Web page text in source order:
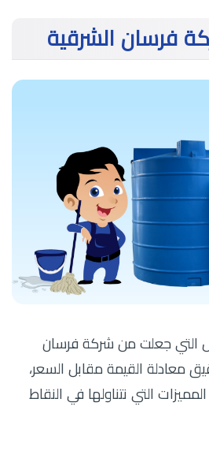
فرسان الشرقية
التي جعلت من شركة فرسان
معادلة القيمة مقابل السعر،
التي نتناولها في النقاط